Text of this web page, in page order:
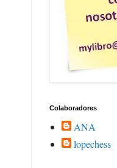
Colaboradores
ANA
lopechess